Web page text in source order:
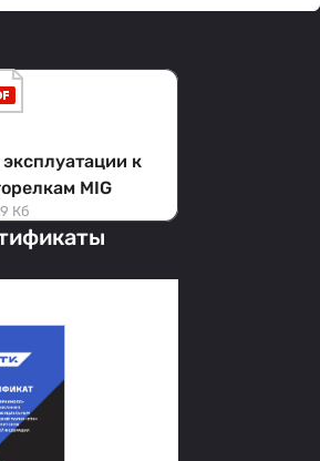
к
MIG
Кб